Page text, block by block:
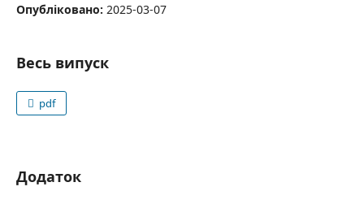
Опубліковано: 2025-03-07
Весь випуск
pdf
Додаток